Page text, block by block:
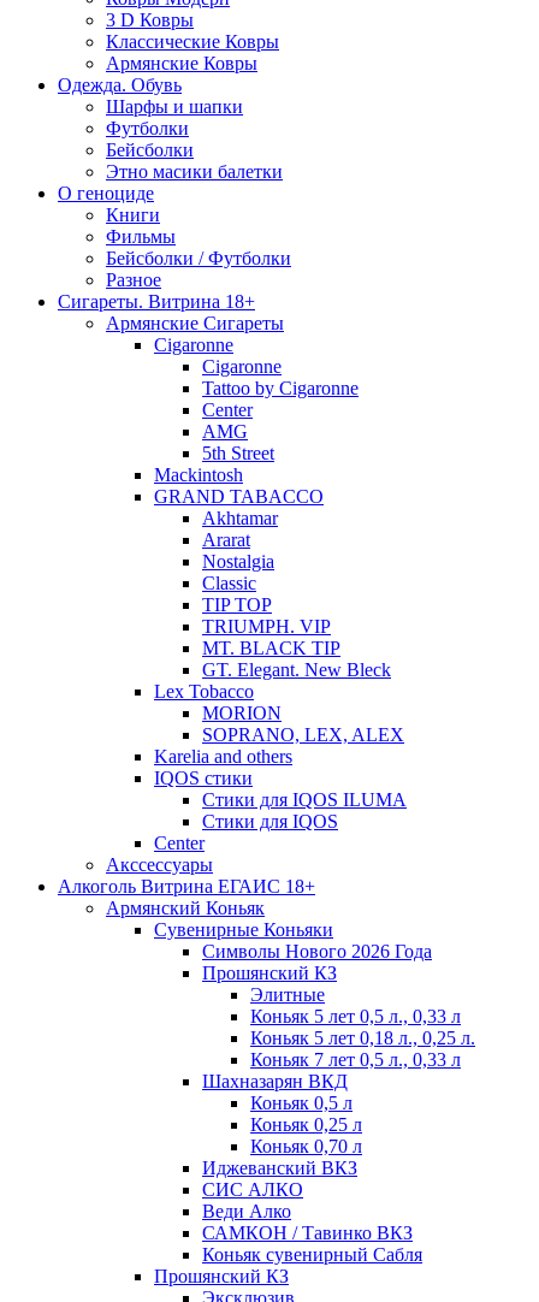
3 D Ковры
Классические Ковры
Армянские Ковры
Одежда. Обувь
Шарфы и шапки
Футболки
Бейсболки
Этно масики балетки
О геноциде
Книги
Фильмы
Бейсболки / Футболки
Разное
Сигареты. Витрина 18+
Армянские Сигареты
Cigaronne
Cigaronne
Tattoo by Cigaronne
Center
AMG
5th Street
Mackintosh
GRAND TABACCO
Akhtamar
Ararat
Nostalgia
Classic
TIP TOP
TRIUMPH. VIP
MT. BLACK TIP
GT. Elegant. New Bleck
Lex Tobacco
MORION
SOPRANO, LEX, ALEX
Karelia and others
IQOS стики
Стики для IQOS ILUMA
Стики для IQOS
Сenter
Акссессуары
Алкоголь Витрина ЕГАИС 18+
Армянский Коньяк
Сувенирные Коньяки
Символы Нового 2026 Года
Прошянский КЗ
Элитные
Коньяк 5 лет 0,5 л., 0,33 л
Коньяк 5 лет 0,18 л., 0,25 л.
Коньяк 7 лет 0,5 л., 0,33 л
Шахназарян ВКД
Коньяк 0,5 л
Коньяк 0,25 л
Коньяк 0,70 л
Иджеванский ВКЗ
СИС АЛКО
Веди Алко
САМКОН / Тавинко ВКЗ
Коньяк сувенирный Сабля
Прошянский КЗ
Эксклюзив